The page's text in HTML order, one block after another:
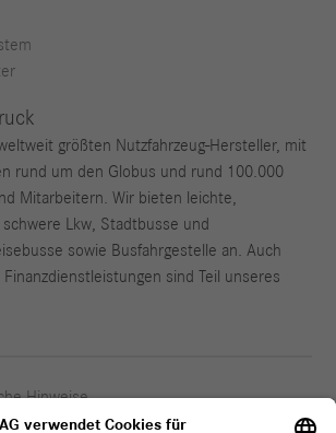
größten Nutzfahrzeug-Hersteller, mit
rund um den Globus und rund 100.000
Mitarbeitern. Wir bieten leichte,
Lkw, Stadtbusse und
sowie Busfahrgestelle an. Auch
sind Teil unseres
Hinweise